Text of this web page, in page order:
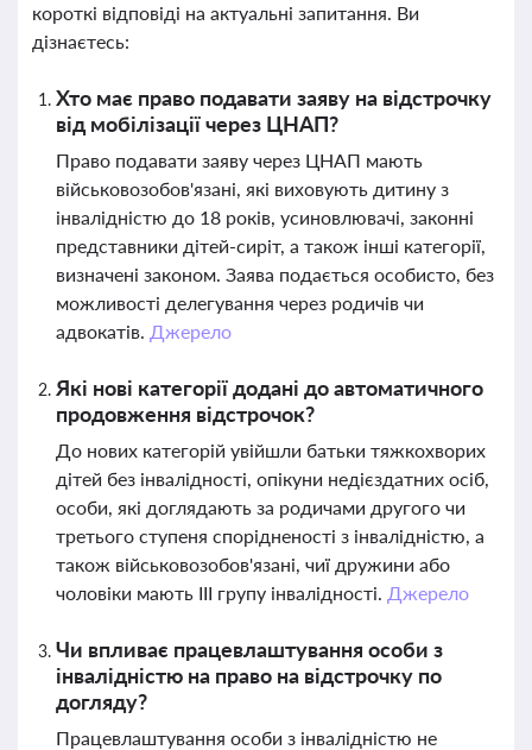
короткі відповіді на актуальні запитання. Ви
дізнаєтесь:
Хто має право подавати заяву на відстрочку
від мобілізації через ЦНАП?
Право подавати заяву через ЦНАП мають
військовозобов'язані, які виховують дитину з
інвалідністю до 18 років, усиновлювачі, законні
представники дітей-сиріт, а також інші категорії,
визначені законом. Заява подається особисто, без
можливості делегування через родичів чи
адвокатів. Джерело
Які нові категорії додані до автоматичного
продовження відстрочок?
До нових категорій увійшли батьки тяжкохворих
дітей без інвалідності, опікуни недієздатних осіб,
особи, які доглядають за родичами другого чи
третього ступеня спорідненості з інвалідністю, а
також військовозобов'язані, чиї дружини або
чоловіки мають III групу інвалідності. Джерело
Чи впливає працевлаштування особи з
інвалідністю на право на відстрочку по
догляду?
Працевлаштування особи з інвалідністю не